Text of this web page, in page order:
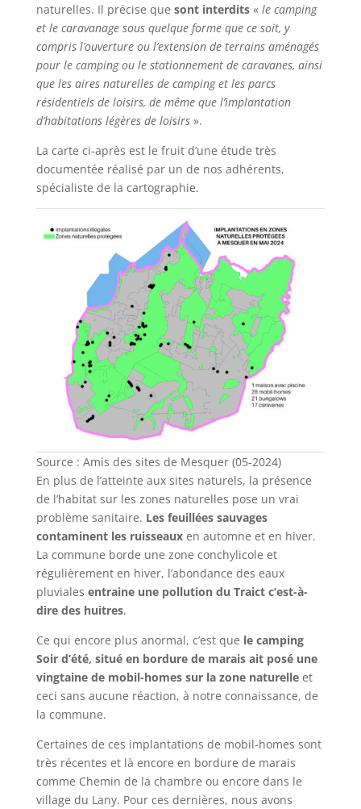
naturelles. Il précise que sont interdits« le camping
et le caravanage sous quelque forme que ce soit, y
compris l’ouverture ou l’extension de terrains aménagés
pour le camping ou le stationnement de caravanes, ainsi
que les aires naturelles de camping et les parcs
résidentiels de loisirs, de même que l’implantation
d’habitations légères de loisirs ».
La carte ci-après est le fruit d’une étude très
documentée réalisé par un de nos adhérents,
spécialiste de la cartographie.
Source : Amis des sites de Mesquer (05-2024)
En plus de l’atteinte aux sites naturels, la présence
de l’habitat sur les zones naturelles pose un vrai
problème sanitaire. Les feuillées sauvages
contaminent les ruisseauxen automne et en hiver.
La commune borde une zone conchylicole et
régulièrement en hiver, l’abondance des eaux
pluviales entraine une pollution du Traict c’est-à-
dire des huitres.
Ce qui encore plus anormal, c’est que le camping
Soir d’été, situé en bordure de marais ait posé une
vingtaine de mobil-homes sur la zone naturelleet
ceci sans aucune réaction, à notre connaissance, de
la commune.
Certaines de ces implantations de mobil-homes sont
très récentes et là encore en bordure de marais
comme Chemin de la chambre ou encore dans le
village du Lany. Pour ces dernières, nous avons